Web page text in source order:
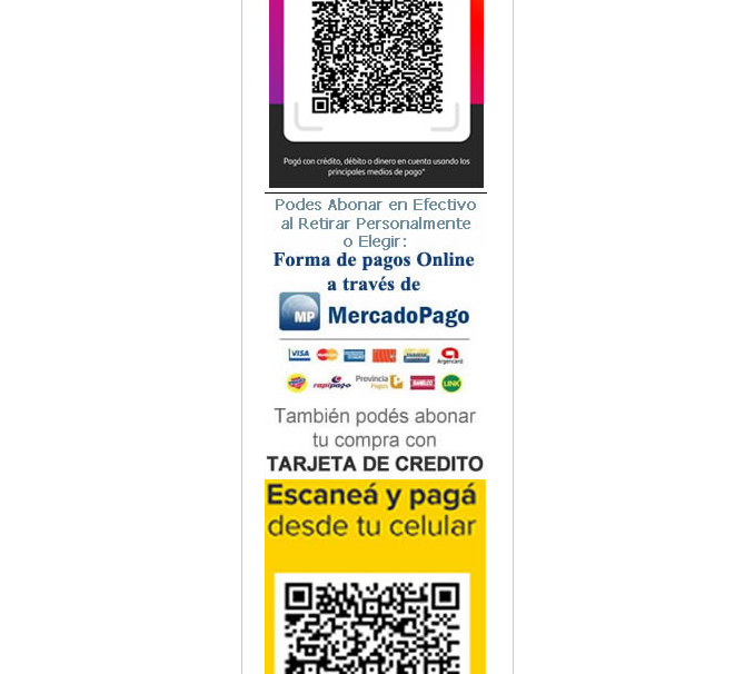
Instrumentación Quirurgica
Medicina del Deporte / Rehabilitación
Medicina Emergencias / Urgencias
Medicina Forense / Legal
Medicina General
Medicina Interna
Microbiología
Nefrología
Neonatología / Pediatría
Neumología
Neuroanatomía / Neurociencia
Neurocirugía
Neurología
Nutrición
Odontología
Oftalmología
Oncología / Cuidados Paliativos
Ortopedía / Traumatología
Osteopatía
Otorrinolaringología
Podología
Psicología
Psiquiatría
Química